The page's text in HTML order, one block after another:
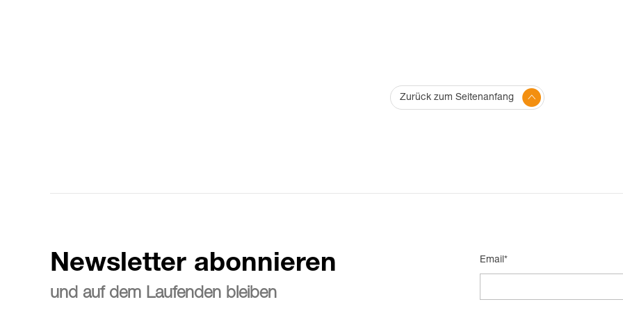
Zurück zum Seitenanfang
Newsletter abonnieren
und auf dem Laufenden bleiben
Email*